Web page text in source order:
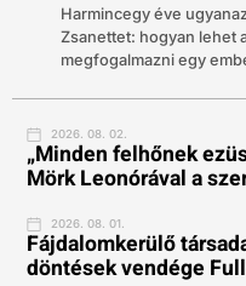
Harmincegy éve
Zsanettet: hogyan lehet
megfogalmazni egy
2026. 08. 02.
„Minden felhőnek
Mörk Leonórával a
2026. 08. 01.
Fájdalomkerülő
döntések vendége